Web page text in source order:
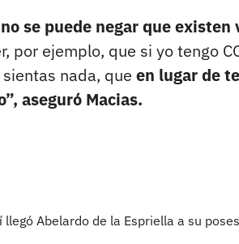
se puede negar que
por ejemplo, que si yo tengo
nada, que en lugar de
aseguró Macias.
llegó Abelardo de la Espriella a su